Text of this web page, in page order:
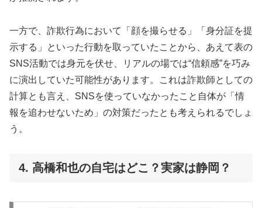
一方で、詐欺行為において「顔を撮らせる」「身分証を提
示する」といった行動を取っていたことから、あえて表の
SNS活動では身元を伏せ、リアルの場では“信頼感”を巧み
に演出していた可能性があります。これは詐欺師としての
計算とも言え、SNSを使っていなかったこと自体が「情
報を追わせないため」の対策だったとも考えられるでしょ
う。
4. 高橋和也の自宅はどこ？実家は静岡？